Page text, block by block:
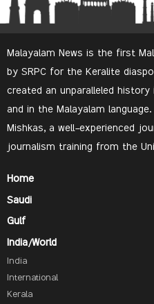
Malayalam News is the first
by SRPC for the Keralite
created an unparalleled
and in the Malayalam
Mishkas, a well-experienced
journalism training from the
Home
Saudi
Gulf
India/World
India
International
Kerala